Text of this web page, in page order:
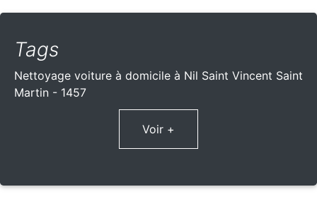
Tags
Nettoyage voiture à domicile à Nil Saint Vincent Saint
Martin - 1457
Voir +